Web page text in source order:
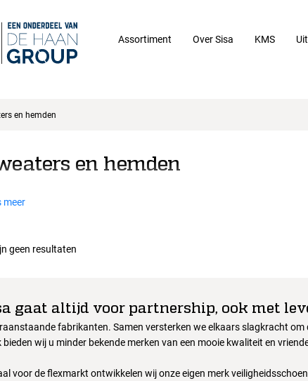
Assortiment Over Sisa KMS
en hemden
en hemden
meer
geen resultaten
gaat altijd voor partnership, ook met
fabrikanten. Samen versterken we elkaars slagkracht
bieden wij u minder bekende merken van een mooie kwaliteit en
voor de flexmarkt ontwikkelen wij onze eigen merk